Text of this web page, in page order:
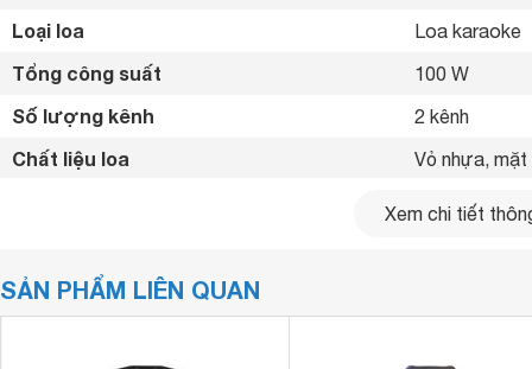
Loại loa Loa karaoke
Tổng công suất 100 W
Số lượng kênh 2 kênh
Chất liệu loa Vỏ nhựa,
Cắm điện
Thời gian sạc
Xem chi tiết
SẢN PHẨM LIÊN QUAN